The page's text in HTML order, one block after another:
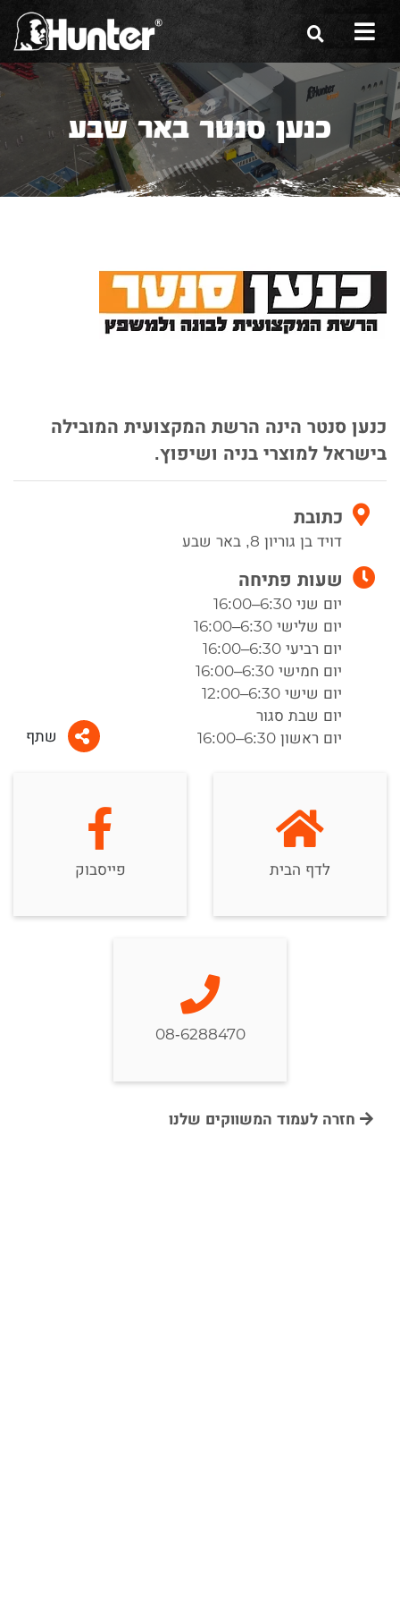
הסיפור שלנו
הכלים שלנו
תערוכות
שירות ואחריות
כנען סנטר באר שבע
כנען סנטר הינה הרשת המקצועית המובילה
בישראל למוצרי בניה ושיפוץ.
כתובת
דויד בן גוריון 8, באר שבע
שעות פתיחה
יום שני 6:30–16:00
יום שלישי 6:30–16:00
יום רביעי 6:30–16:00
יום חמישי 6:30–16:00
יום שישי 6:30–12:00
יום שבת סגור
יום ראשון 6:30–16:00
שתף
לדף הבית פייסבוק
08-6288470
חזרה לעמוד המשווקים שלנו